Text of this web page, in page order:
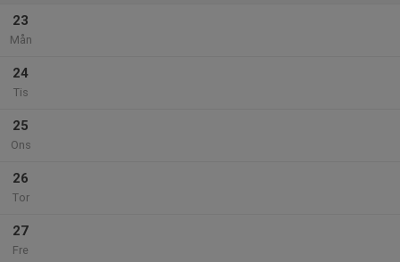
23
Mån
24
Tis
25
Ons
26
Tor
27
Fre